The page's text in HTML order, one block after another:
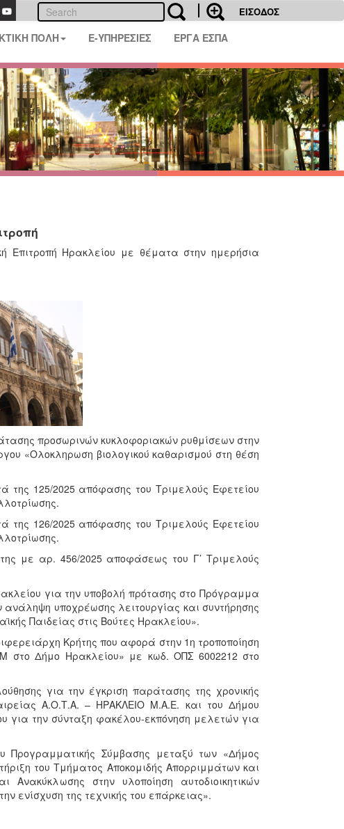
ΕΙΣΟΔΟΣ
ΠΟΛΗ E-ΥΠΗΡΕΣΙΕΣ ΕΡΓΑ ΕΣΠΑ
Επιτροπή Ηρακλείου με θέματα στην ημερήσια
προσωρινών κυκλοφοριακών ρυθμίσεων στην
«Ολοκληρωση βιολογικού καθαρισμού στη θέση
125/2025 απόφασης του Τριμελούς Εφετείου
126/2025 απόφασης του Τριμελούς Εφετείου
με αρ. 456/2025 αποφάσεως του Γ’ Τριμελούς
για την υποβολή πρότασης στο Πρόγραμμα
ανάληψη υποχρέωσης λειτουργίας και συντήρησης
Παιδείας στις Βούτες Ηρακλείου».
Κρήτης που αφορά στην 1η τροποποίηση
στο Δήμο Ηρακλείου» με κωδ. ΟΠΣ 6002212 στο
για την έγκριση παράτασης της χρονικής
Α.Ο.Τ.Α. – ΗΡΑΚΛΕΙΟ Μ.Α.Ε. και του Δήμου
για την σύνταξη φακέλου-εκπόνηση μελετών για
Προγραμματικής Σύμβασης μεταξύ των «Δήμος
του Τμήματος Αποκομιδής Απορριμμάτων και
στην υλοποίηση αυτοδιοικητικών
ενίσχυση της τεχνικής του επάρκειας».